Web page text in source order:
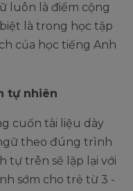
luôn là điểm cộng
là trong học tập
của học tiếng Anh
tự nhiên
cuốn tài liệu dày
theo đúng trình
tự trên sẽ lặp lại với
sớm cho trẻ từ 3 -